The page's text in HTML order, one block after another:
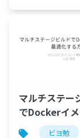
マルチステー
でDockerイ
適化する方法
ビヨ勉